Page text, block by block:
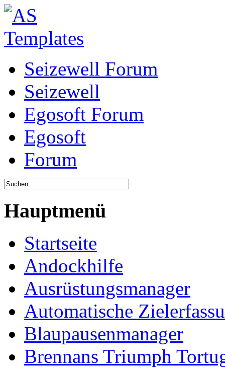
Seizewell Forum
Seizewell
Egosoft Forum
Egosoft
Forum
Hauptmenü
Startseite
Andockhilfe
Ausrüstungsmanager
Automatische
Blaupausenmanager
Brennans Triumph